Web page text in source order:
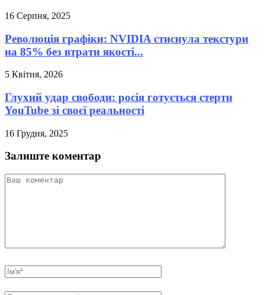
16 Серпня, 2025
Революція графіки: NVIDIA стиснула текстури
на 85% без втрати якості...
5 Квітня, 2026
Глухий удар свободи: росія готується стерти
YouTube зі своєї реальності
16 Грудня, 2025
Залиште коментар